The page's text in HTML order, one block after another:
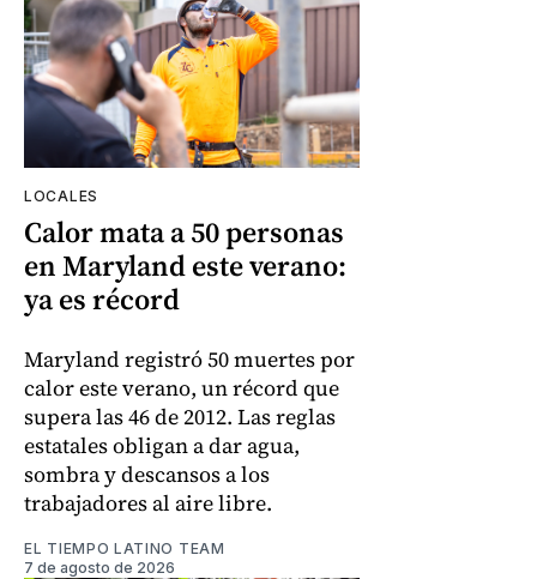
LOCALES
Calor mata a 50 personas
en Maryland este verano:
ya es récord
Maryland registró 50 muertes por
calor este verano, un récord que
supera las 46 de 2012. Las reglas
estatales obligan a dar agua,
sombra y descansos a los
trabajadores al aire libre.
EL TIEMPO LATINO TEAM
7 de agosto de 2026